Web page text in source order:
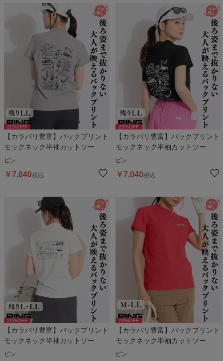
20%OFF
【カラバリ豊富】バックプリント
モックネック半袖カットソー
ピン
￥7,040税込
20%OFF
【カラバリ豊富】バックプリント
モックネック半袖カットソー
ピン
￥7,040税込
20%OFF
【カラバリ豊富】バックプリント
モックネック半袖カットソー
ピン
20%OFF
【カラバリ豊富】バックプリント
モックネック半袖カットソー
ピン